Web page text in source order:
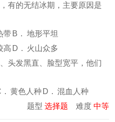
有的无结冰期，主要原因是
带 B． 地形平坦
高 D．
火山众多
头发黑直、脸型宽平，他们
黄色人种 D． 混血人种
题型 选择题 难度 中等